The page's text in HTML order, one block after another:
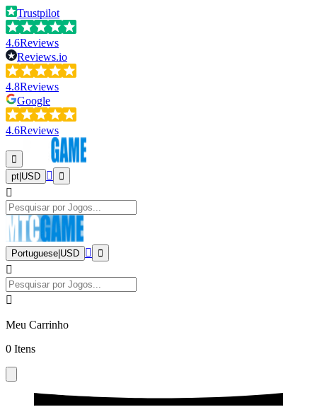
Trustpilot
4.6Reviews
Reviews.io
4.8Reviews
Google
4.6Reviews
pt USD
Portuguese USD
Meu Carrinho
0 Itens